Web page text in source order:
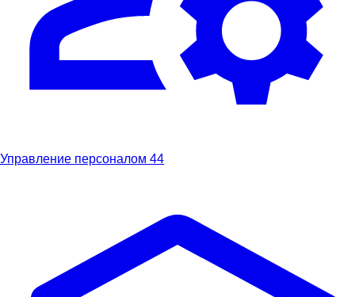
Управление персоналом 44